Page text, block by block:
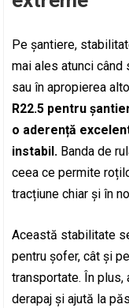
Pe șantiere,
mai ales atunci când
sau în apropierea
R22.5 pentru
o aderență
instabil. Banda de
ceea ce permite
tracțiune chiar și în
Această stabilitate
pentru șofer, cât și
transportate. În
derapaj și ajută la